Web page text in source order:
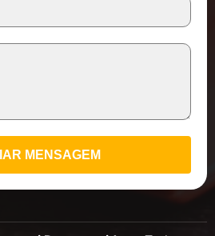
MENSAGEM